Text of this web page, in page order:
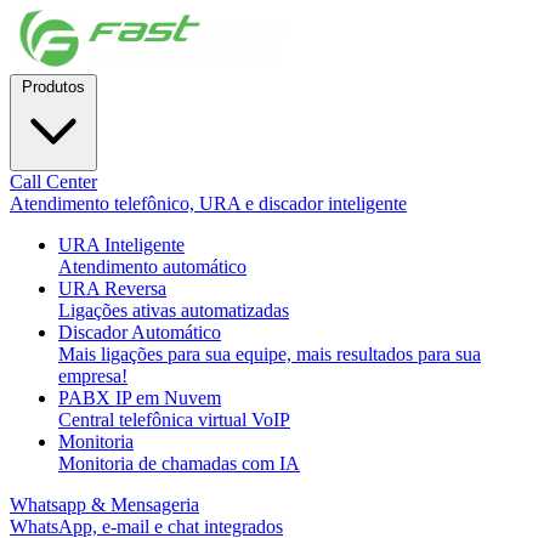
Call Center
Atendimento telefônico, URA e discador inteligente
URA Inteligente
Atendimento automático
URA Reversa
Ligações ativas automatizadas
Discador Automático
Mais ligações para sua equipe, mais resultados para sua
empresa!
PABX IP em Nuvem
Central telefônica virtual VoIP
Monitoria
Monitoria de chamadas com IA
Whatsapp & Mensageria
WhatsApp, e-mail e chat integrados